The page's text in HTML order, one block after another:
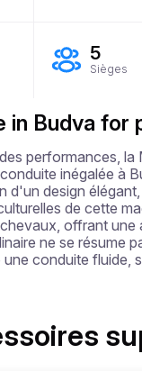
5
Sièges
in Budva
performances,
inégalée à
d'un design
de cette
offrant
ne se résume
conduite fluide,